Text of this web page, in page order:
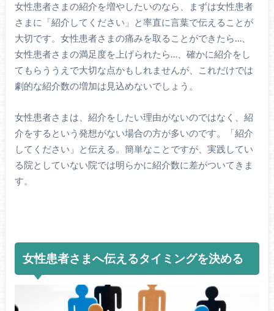
女性患者さまの紹介を増やしたいのなら、まずは女性患者
さまに「紹介してください」と率直に言葉で伝えることが
大切です。女性患者さまの痛みを取ることができたら…、
女性患者さまの満足度を上げられたら…、確かに紹介をし
てもらううえで大切な点かもしれませんが、これだけでは
劇的な紹介数の増加は見込めないでしょう。
女性患者さまは、紹介をしたい理由がないのではなく、紹
介をするという発想がない場合の方が多いのです。「紹介
してください」と伝える。簡単なことですが、実践してい
る院としていない院では明らかに紹介数に差がついてきま
す。
女性患者さまへ伝えるタイミングを決める